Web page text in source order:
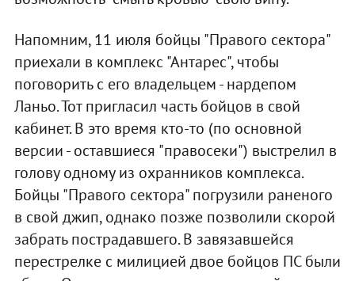
Напомним, 11 июля бойцы "Правого сектора"
приехали в комплекс "Антарес", чтобы
поговорить с его владельцем - нардепом
Ланьо. Тот пригласил часть бойцов в свой
кабинет. В это время кто-то (по основной
версии - оставшиеся "правосеки") выстрелил в
голову одному из охранников комплекса.
Бойцы "Правого сектора" погрузили раненого
в свой джип, однако позже позволили скорой
забрать пострадавшего. В завязавшейся
перестрелке с милицией двое бойцов ПС были